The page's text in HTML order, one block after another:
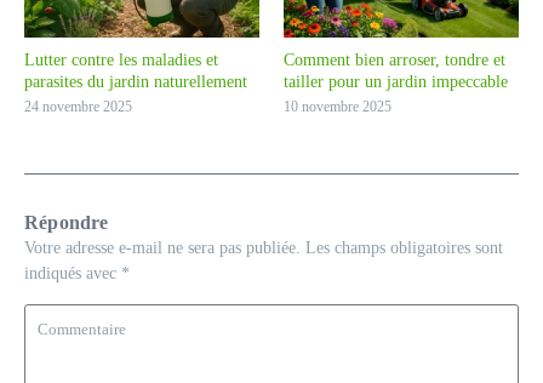
Lutter contre les maladies et
parasites du jardin naturellement
24 novembre 2025
Comment bien arroser, tondre et
tailler pour un jardin impeccable
10 novembre 2025
Répondre
Votre adresse e-mail ne sera pas publiée. Les champs obligatoires sont
indiqués avec *